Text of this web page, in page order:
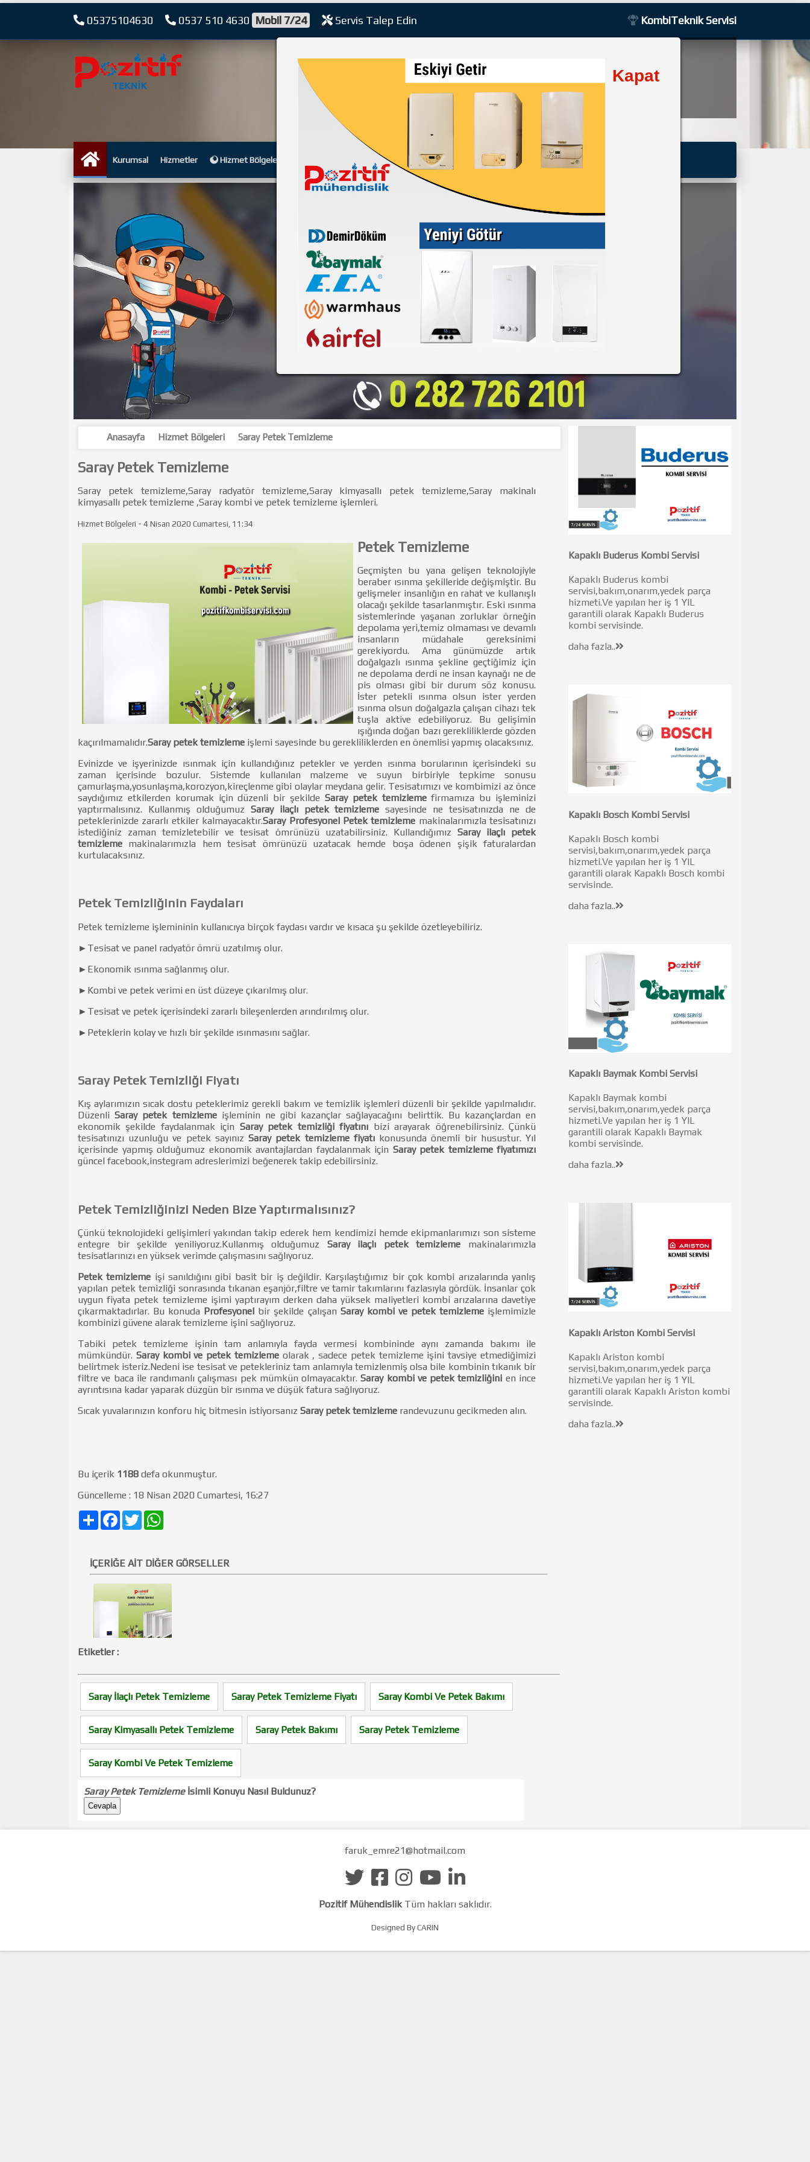
05375104630 0537 510 4630 Mobil 7/24 Servis Talep Edin KombiTeknik Servisi
bir
Kurumsal Hizmetler Hizmet Bölgeleri Müşteri Köşesi Kampanyalar Basında Biz
Kapat
Anasayfa Hizmet Bölgeleri Saray Petek Temizleme
Saray Petek Temizleme
Saray petek temizleme,Saray radyatör temizleme,Saray kimyasallı petek temizleme,Saray makinalı
kimyasallı petek temizleme ,Saray kombi ve petek temizleme işlemleri.
Hizmet Bölgeleri - 4 Nisan 2020 Cumartesi, 11:34
Petek Temizleme
Geçmişten bu yana gelişen teknolojiyle
beraber ısınma şekilleride değişmiştir. Bu
gelişmeler insanlığın en rahat ve kullanışlı
olacağı şekilde tasarlanmıştır. Eski ısınma
sistemlerinde yaşanan zorluklar örneğin
depolama yeri,temiz olmaması ve devamlı
insanların müdahale gereksinimi
gerekiyordu. Ama günümüzde artık
doğalgazlı ısınma şekline geçtiğimiz için
ne depolama derdi ne insan kaynağı ne de
pis olması gibi bir durum söz konusu.
İster petekli ısınma olsun ister yerden
ısınma olsun doğalgazla çalışan cihazı tek
tuşla aktive edebiliyoruz. Bu gelişimin
ışığında doğan bazı gerekliliklerde gözden
kaçırılmamalıdır.Saray petek temizleme işlemi sayesinde bu gerekliliklerden en önemlisi yapmış olacaksınız.
Evinizde ve işyerinizde ısınmak için kullandığınız petekler ve yerden ısınma borularının içerisindeki su
zaman içerisinde bozulur. Sistemde kullanılan malzeme ve suyun birbiriyle tepkime sonusu
çamurlaşma,yosunlaşma,korozyon,kireçlenme gibi olaylar meydana gelir. Tesisatımızı ve kombimizi az önce
saydığımız etkilerden korumak için düzenli bir şekilde Saray petek temizlemefirmamıza bu işleminizi
yaptırmalısınız. Kullanmış olduğumuz Saray ilaçlı petek temizleme sayesinde ne tesisatınızda ne de
peteklerinizde zararlı etkiler kalmayacaktır.Saray Profesyonel Petek temizleme makinalarımızla tesisatınızı
istediğiniz zaman temizletebilir ve tesisat ömrünüzü uzatabilirsiniz. Kullandığımız Saray ilaçlı petek
temizleme makinalarımızla hem tesisat ömrünüzü uzatacak hemde boşa ödenen şişik faturalardan
kurtulacaksınız.
Petek Temizliğinin Faydaları
Petek temizleme işlemininin kullanıcıya birçok faydası vardır ve kısaca şu şekilde özetleyebiliriz.
►Tesisat ve panel radyatör ömrü uzatılmış olur.
►Ekonomik ısınma sağlanmış olur.
►Kombi ve petek verimi en üst düzeye çıkarılmış olur.
►Tesisat ve petek içerisindeki zararlı bileşenlerden arındırılmış olur.
►Peteklerin kolay ve hızlı bir şekilde ısınmasını sağlar.
Saray Petek Temizliği Fiyatı
Kış aylarımızın sıcak dostu peteklerimiz gerekli bakım ve temizlik işlemleri düzenli bir şekilde yapılmalıdır.
DüzenliSaray petek temizlemeişleminin ne gibi kazançlar sağlayacağını belirttik. Bu kazançlardan en
ekonomik şekilde faydalanmak için Saray petek temizliği fiyatını bizi arayarak öğrenebilirsiniz. Çünkü
tesisatınızı uzunluğu ve petek sayınızSaray petek temizleme fiyatı konusunda önemli bir husustur. Yıl
içerisinde yapmış olduğumuz ekonomik avantajlardan faydalanmak için Saray petek temizleme fiyatımızı
güncel facebook,instegram adreslerimizi beğenerek takip edebilirsiniz.
Petek Temizliğinizi Neden Bize Yaptırmalısınız?
Çünkü teknolojideki gelişimleri yakından takip ederek hem kendimizi hemde ekipmanlarımızı son sisteme
entegre bir şekilde yeniliyoruz.Kullanmış olduğumuz Saray ilaçlı petek temizleme makinalarımızla
tesisatlarınızı en yüksek verimde çalışmasını sağlıyoruz.
Petek temizleme işi sanıldığını gibi basit bir iş değildir. Karşılaştığımız bir çok kombi arızalarında yanlış
yapılan petek temizliği sonrasında tıkanan eşanjör,filtre ve tamir takımlarını fazlasıyla gördük. İnsanlar çok
uygun fiyata petek temizleme işimi yaptırayım derken daha yüksek maliyetleri kombi arızalarına davetiye
çıkarmaktadırlar. Bu konuda Profesyonel bir şekilde çalışan Saray kombi ve petek temizlemeişlemimizle
kombinizi güvene alarak temizleme işini sağlıyoruz.
Tabiki petek temizleme işinin tam anlamıyla fayda vermesi kombininde aynı zamanda bakımı ile
mümkündür. Saray kombi ve petek temizleme olarak , sadece petek temizleme işini tavsiye etmediğimizi
belirtmek isteriz.Nedeni ise tesisat ve petekleriniz tam anlamıyla temizlenmiş olsa bile kombinin tıkanık bir
filtre ve baca ile randımanlı çalışması pek mümkün olmayacaktır.Saray kombi ve petek temizliğini en ince
ayrıntısına kadar yaparak düzgün bir ısınma ve düşük fatura sağlıyoruz.
Sıcak yuvalarınızın konforu hiç bitmesin istiyorsanız Saray petek temizleme randevuzunu gecikmeden alın.
Bu içerik 1188 defa okunmuştur.
Güncelleme : 18 Nisan 2020 Cumartesi, 16:27
Share Facebook
Twitter
İÇERİĞE AİT DİĞER GÖRSELLER
Etiketler :
Saray İlaçlı Petek Temizleme Saray Petek Temizleme Fiyatı Saray Kombi Ve Petek Bakımı
Saray Kimyasallı Petek Temizleme Saray Petek Bakımı Saray Petek Temizleme
Saray Kombi Ve Petek Temizleme
Saray Petek Temizlemeİsimli Konuyu Nasıl Buldunuz?
Cevapla
Kapaklı Buderus Kombi Servisi
Kapaklı Buderus kombi
servisi,bakım,onarım,yedek parça
hizmeti.Ve yapılan her iş 1 YIL
garantili olarak Kapaklı Buderus
kombi servisinde.
daha fazla..
Kapaklı Bosch Kombi Servisi
Kapaklı Bosch kombi
servisi,bakım,onarım,yedek parça
hizmeti.Ve yapılan her iş 1 YIL
garantili olarak Kapaklı Bosch kombi
servisinde.
daha fazla..
Kapaklı Baymak Kombi Servisi
Kapaklı Baymak kombi
servisi,bakım,onarım,yedek parça
hizmeti.Ve yapılan her iş 1 YIL
garantili olarak Kapaklı Baymak
kombi servisinde.
daha fazla..
Kapaklı Ariston Kombi Servisi
Kapaklı Ariston kombi
servisi,bakım,onarım,yedek parça
hizmeti.Ve yapılan her iş 1 YIL
garantili olarak Kapaklı Ariston kombi
servisinde.
daha fazla..
faruk_emre21@hotmail.com
Pozitif MühendislikTüm hakları saklıdır.
Designed By CARIN